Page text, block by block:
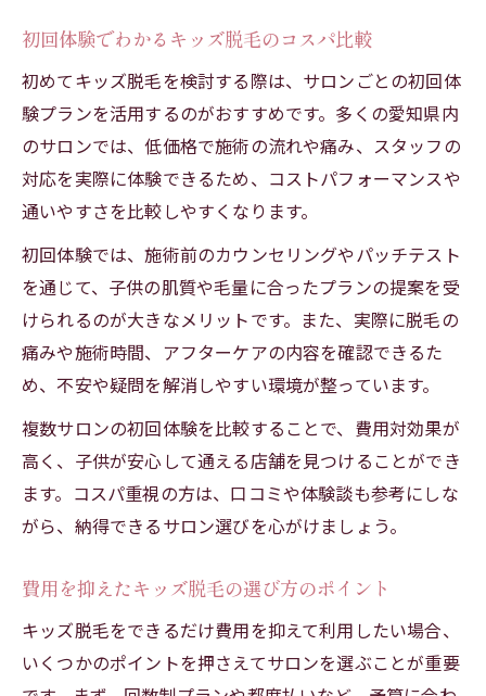
初回体験でわかるキッズ脱毛のコスパ比較
初めてキッズ脱毛を検討する際は、サロンごとの初回体
験プランを活用するのがおすすめです。多くの愛知県内
のサロンでは、低価格で施術の流れや痛み、スタッフの
対応を実際に体験できるため、コストパフォーマンスや
通いやすさを比較しやすくなります。
初回体験では、施術前のカウンセリングやパッチテスト
を通じて、子供の肌質や毛量に合ったプランの提案を受
けられるのが大きなメリットです。また、実際に脱毛の
痛みや施術時間、アフターケアの内容を確認できるた
め、不安や疑問を解消しやすい環境が整っています。
複数サロンの初回体験を比較することで、費用対効果が
高く、子供が安心して通える店舗を見つけることができ
ます。コスパ重視の方は、口コミや体験談も参考にしな
がら、納得できるサロン選びを心がけましょう。
費用を抑えたキッズ脱毛の選び方のポイント
キッズ脱毛をできるだけ費用を抑えて利用したい場合、
いくつかのポイントを押さえてサロンを選ぶことが重要